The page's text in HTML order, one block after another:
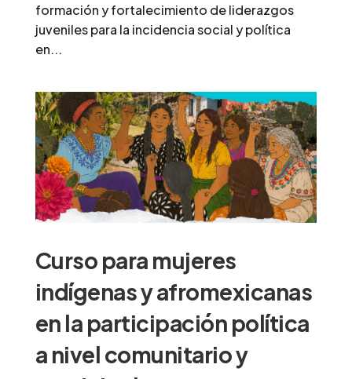
formación y fortalecimiento de liderazgos
juveniles para la incidencia social y política
en...
Curso para mujeres
indígenas y afromexicanas
en la participación política
a nivel comunitario y